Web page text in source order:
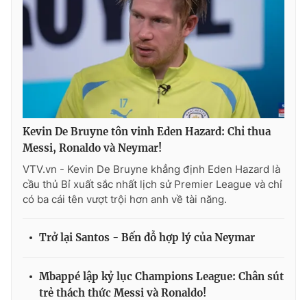
Kevin De Bruyne tôn vinh Eden Hazard: Chỉ thua
Messi, Ronaldo và Neymar!
VTV.vn - Kevin De Bruyne khẳng định Eden Hazard là
cầu thủ Bỉ xuất sắc nhất lịch sử Premier League và chỉ
có ba cái tên vượt trội hơn anh về tài năng.
Trở lại Santos - Bến đỗ hợp lý của Neymar
Mbappé lập kỷ lục Champions League: Chân sút
trẻ thách thức Messi và Ronaldo!